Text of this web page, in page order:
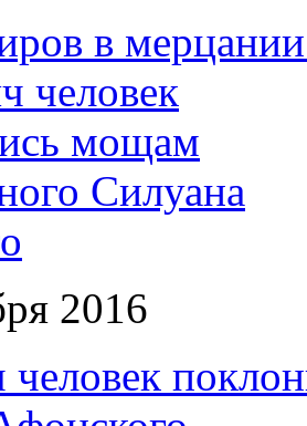
в
2016
человек